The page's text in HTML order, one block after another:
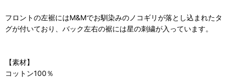
フロントの左裾にはM&Mでお馴染みのノコギリが落とし込まれたタ
グが付いており、バック左右の裾には星の刺繍が入っています。
【素材】
コットン100％